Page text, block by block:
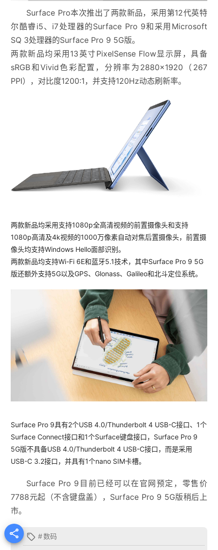
Surface Pro本次推出了两款新品，采用第12代英特
尔酷睿i5、i7处理器的Surface Pro 9和采用Microsoft
SQ 3处理器的Surface Pro 9 5G版。
两款新品均采用13英寸PixelSense Flow显示屏，具备
sRGB和Vivid色彩配置，分辨率为2880×1920（267
PPI），对比度1200:1，并支持120Hz动态刷新率。
两款新品均采用支持1080p全高清视频的前置摄像头和支持
1080p高清及4k视频的1000万像素自动对焦后置摄像头，前置摄
像头均支持Windows Hello面部识别。
两款新品均支持Wi-Fi 6E和蓝牙5.1技术，其中Surface Pro 9 5G
版还额外支持5G以及GPS、Glonass、Galileo和北斗定位系统。
Surface Pro 9具有2个USB 4.0/Thunderbolt 4 USB-C接口、1个
Surface Connect接口和1个Surface键盘接口，Surface Pro 9
5G版不具备USB 4.0/Thunderbolt 4 USB-C接口，而是采用
USB-C 3.2接口，并具有1个nano SIM卡槽。
Surface Pro 9目前已经可以在官网预定，零售价
7788元起（不含键盘盖），Surface Pro 9 5G版稍后上
市。
  #数码